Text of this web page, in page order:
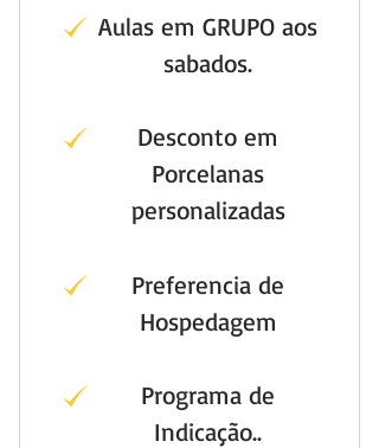
Aulas em GRUPO aos
sabados.
Desconto em
Porcelanas
personalizadas
Preferencia de
Hospedagem
Programa de
Indicação..